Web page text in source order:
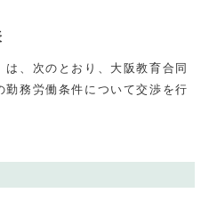
、次のとおり、大阪教育合同
務労働条件について交渉を行